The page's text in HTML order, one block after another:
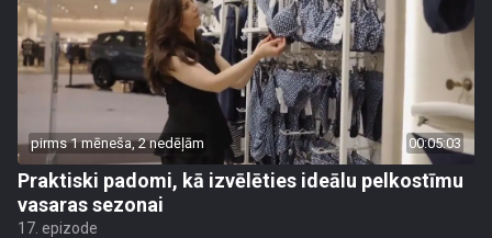
pirms 1 mēneša, 2 nedēļām 00:05:03
Praktiski padomi, kā izvēlēties ideālu pelkostīmu
vasaras sezonai
17. epizode